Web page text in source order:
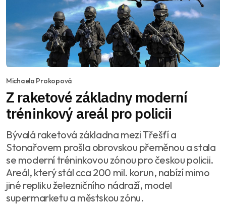
Michaela Prokopová
Z raketové základny moderní
tréninkový areál pro policii
Bývalá raketová základna mezi Třešťí a
Stonařovem prošla obrovskou přeměnou a stala
se moderní tréninkovou zónou pro českou policii.
Areál, který stál cca 200 mil. korun, nabízí mimo
jiné repliku železničního nádraží, model
supermarketu a městskou zónu.